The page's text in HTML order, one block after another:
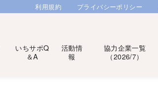
利用規約 プライバシーポリシー
いちサポQ
＆A
活動情
報
協力企業一覧
（2026/7）